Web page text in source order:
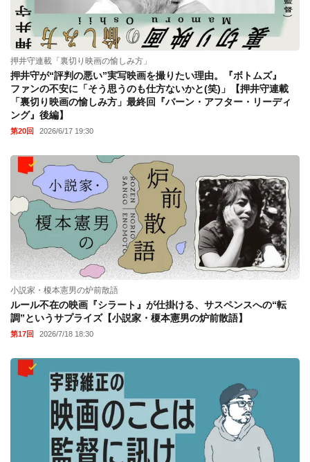
押井守連載「裏切り映画の愉しみ方」
押井守が“評判の悪い”実写映画を撮りたい理由。『ボトムズ』
ファンの不安に「そう思うのも仕方ないかと(笑)」【押井守連載
「裏切り映画の愉しみ方」最終回『バーン・アフター・リーディ
ング』後編】
第20回 2026/6/17 19:30
小説家・榎本憲男の炉前散語
ルール不在の映画『シラート』が仕掛ける、サスペンスへの“転
調”というサプライズ【小説家・榎本憲男の炉前散語】
第17回 2026/7/18 18:30